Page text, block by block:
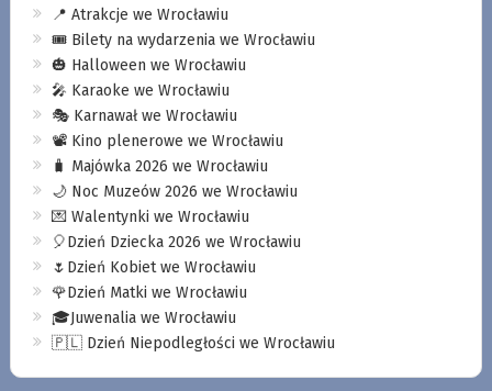
📍 Atrakcje we Wrocławiu
🎟️ Bilety na wydarzenia we Wrocławiu
🎃 Halloween we Wrocławiu
🎤 Karaoke we Wrocławiu
🎭 Karnawał we Wrocławiu
📽️ Kino plenerowe we Wrocławiu
🧳 Majówka 2026 we Wrocławiu
🌙 Noc Muzeów 2026 we Wrocławiu
💌 Walentynki we Wrocławiu
🎈Dzień Dziecka 2026 we Wrocławiu
🌷Dzień Kobiet we Wrocławiu
🌹Dzień Matki we Wrocławiu
🎓Juwenalia we Wrocławiu
🇵🇱 Dzień Niepodległości we Wrocławiu